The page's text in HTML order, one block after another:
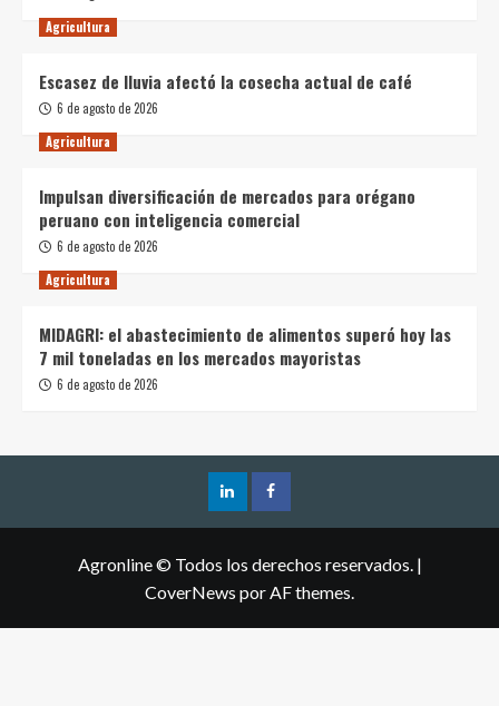
Agricultura
Escasez de lluvia afectó la cosecha actual de café
6 de agosto de 2026
Agricultura
Impulsan diversificación de mercados para orégano
peruano con inteligencia comercial
6 de agosto de 2026
Agricultura
MIDAGRI: el abastecimiento de alimentos superó hoy las
7 mil toneladas en los mercados mayoristas
6 de agosto de 2026
Agronline © Todos los derechos reservados. |
CoverNews por AF themes.